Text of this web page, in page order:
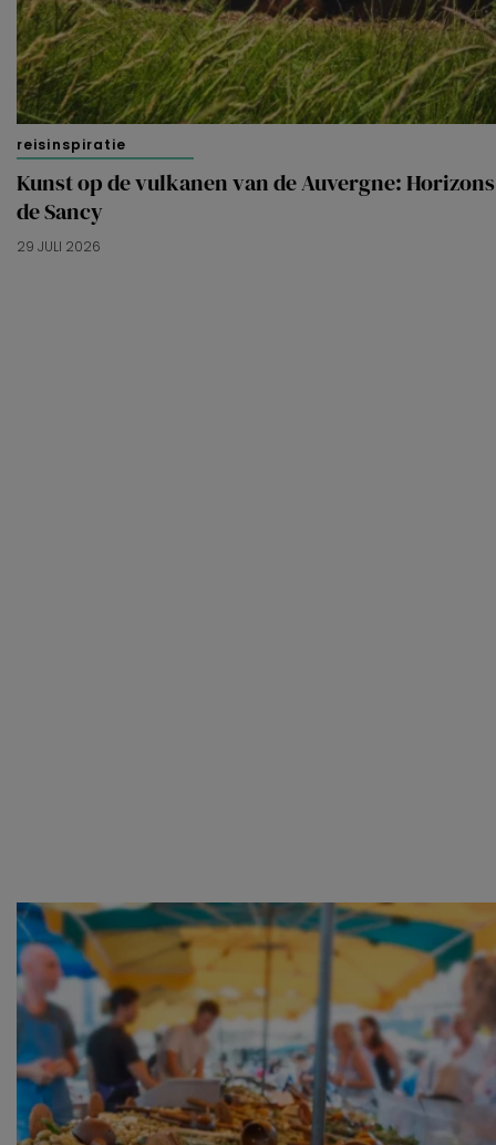
voorkeuren af te stemmen. Je kunt je voorkeuren
beheren via ‘Zelf instellen’. Klik je op ‘Accepteren en
doorgaan’ dan ga je akkoord met het gebruik van alle
cookies zoals omschreven in onzeCookieverklaring .
Merci!
reisinspiratie
Kunst op de vulkanen van de Auvergne: Horizons
de Sancy
29 JULI 2026